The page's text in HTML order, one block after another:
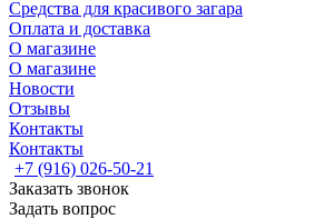
Средства для красивого загара
Оплата и доставка
О магазине
О магазине
Новости
Отзывы
Контакты
Контакты
+7 (916) 026-50-21
Заказать звонок
Задать вопрос